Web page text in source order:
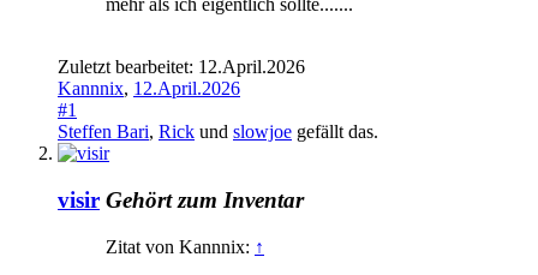
mehr als ich eigentlich sollte.......
Zuletzt bearbeitet: 12.April.2026
Kannnix, 12.April.2026
#1
Steffen Bari, Rick und slowjoe gefällt das.
visir Gehört zum Inventar
Zitat von Kannnix: ↑